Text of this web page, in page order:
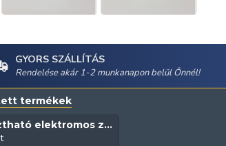
GYORS SZÁLLÍTÁS
Rendelése akár 1-2 munkanapon belül Önnél!
termékek
Kiakasztható elektromos zárlemez (L-R 8-12 VAC/norm.műk.-impulzusra nyit)